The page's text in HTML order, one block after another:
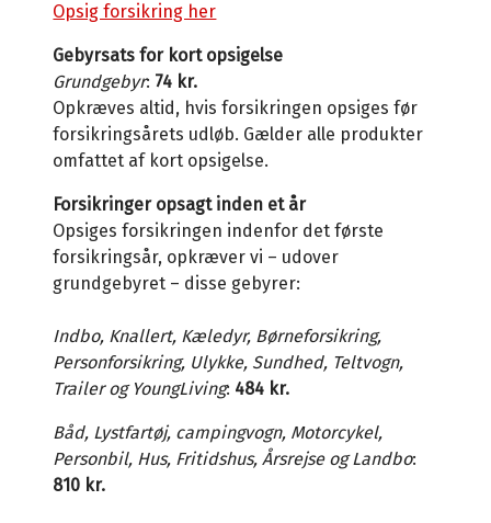
Opsig forsikring her
Gebyrsats for kort opsigelse
Grundgebyr: 74 kr.
Opkræves altid, hvis forsikringen opsiges før
forsikringsårets udløb. Gælder alle produkter
omfattet af kort opsigelse.
Forsikringer opsagt inden et år
Opsiges forsikringen indenfor det første
forsikringsår, opkræver vi – udover
grundgebyret – disse gebyrer:
Indbo, Knallert, Kæledyr, Børneforsikring,
Personforsikring, Ulykke, Sundhed, Teltvogn,
Trailer og YoungLiving: 484 kr.
Båd, Lystfartøj, campingvogn, Motorcykel,
Personbil, Hus, Fritidshus, Årsrejse og Landbo:
810 kr.